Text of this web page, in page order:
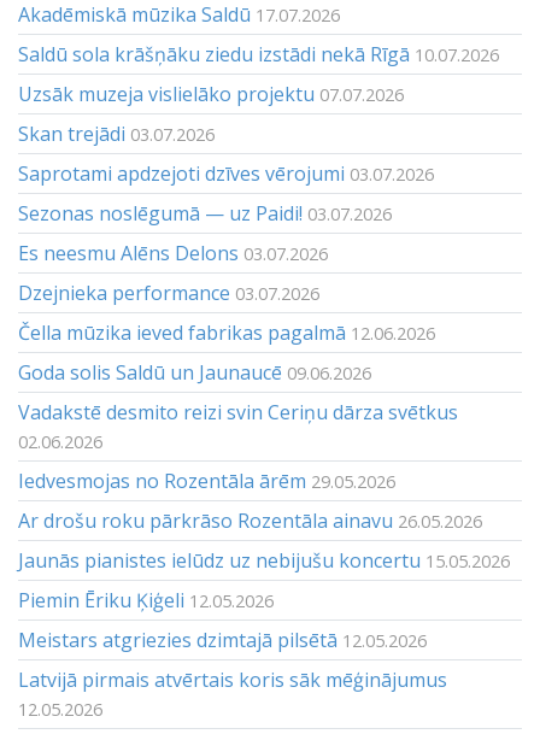
Akadēmiskā mūzika Saldū 17.07.2026
Saldū sola krāšņāku ziedu izstādi nekā Rīgā 10.07.2026
Uzsāk muzeja vislielāko projektu 07.07.2026
Skan trejādi 03.07.2026
Saprotami apdzejoti dzīves vērojumi 03.07.2026
Sezonas noslēgumā — uz Paidi! 03.07.2026
Es neesmu Alēns Delons 03.07.2026
Dzejnieka performance 03.07.2026
Čella mūzika ieved fabrikas pagalmā 12.06.2026
Goda solis Saldū un Jaunaucē 09.06.2026
Vadakstē desmito reizi svin Ceriņu dārza svētkus
02.06.2026
Iedvesmojas no Rozentāla ārēm 29.05.2026
Ar drošu roku pārkrāso Rozentāla ainavu 26.05.2026
Jaunās pianistes ielūdz uz nebijušu koncertu 15.05.2026
Piemin Ēriku Ķiģeli 12.05.2026
Meistars atgriezies dzimtajā pilsētā 12.05.2026
Latvijā pirmais atvērtais koris sāk mēģinājumus
12.05.2026